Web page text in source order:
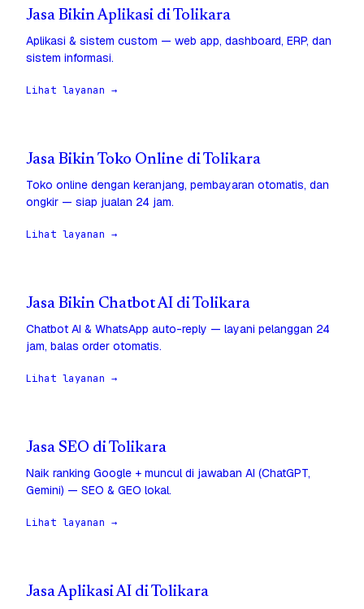
Jasa Bikin Aplikasi di Tolikara
Aplikasi & sistem custom — web app, dashboard, ERP, dan
sistem informasi.
Lihat layanan →
Jasa Bikin Toko Online di Tolikara
Toko online dengan keranjang, pembayaran otomatis, dan
ongkir — siap jualan 24 jam.
Lihat layanan →
Jasa Bikin Chatbot AI di Tolikara
Chatbot AI & WhatsApp auto-reply — layani pelanggan 24
jam, balas order otomatis.
Lihat layanan →
Jasa SEO di Tolikara
Naik ranking Google + muncul di jawaban AI (ChatGPT,
Gemini) — SEO & GEO lokal.
Lihat layanan →
Jasa Aplikasi AI di Tolikara